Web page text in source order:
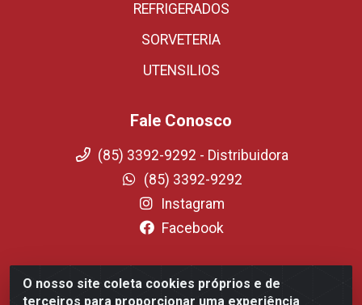
O nosso site coleta cookies próprios e de
terceiros para proporcionar uma experiência
REFRIGERADOS
SORVETERIA
UTENSILIOS
Fale Conosco
(85) 3392-9292 - Distribuidora
(85) 3392-9292
Instagram
Facebook
Fortali Distribuidora de Alimentos LTDA - Avenida